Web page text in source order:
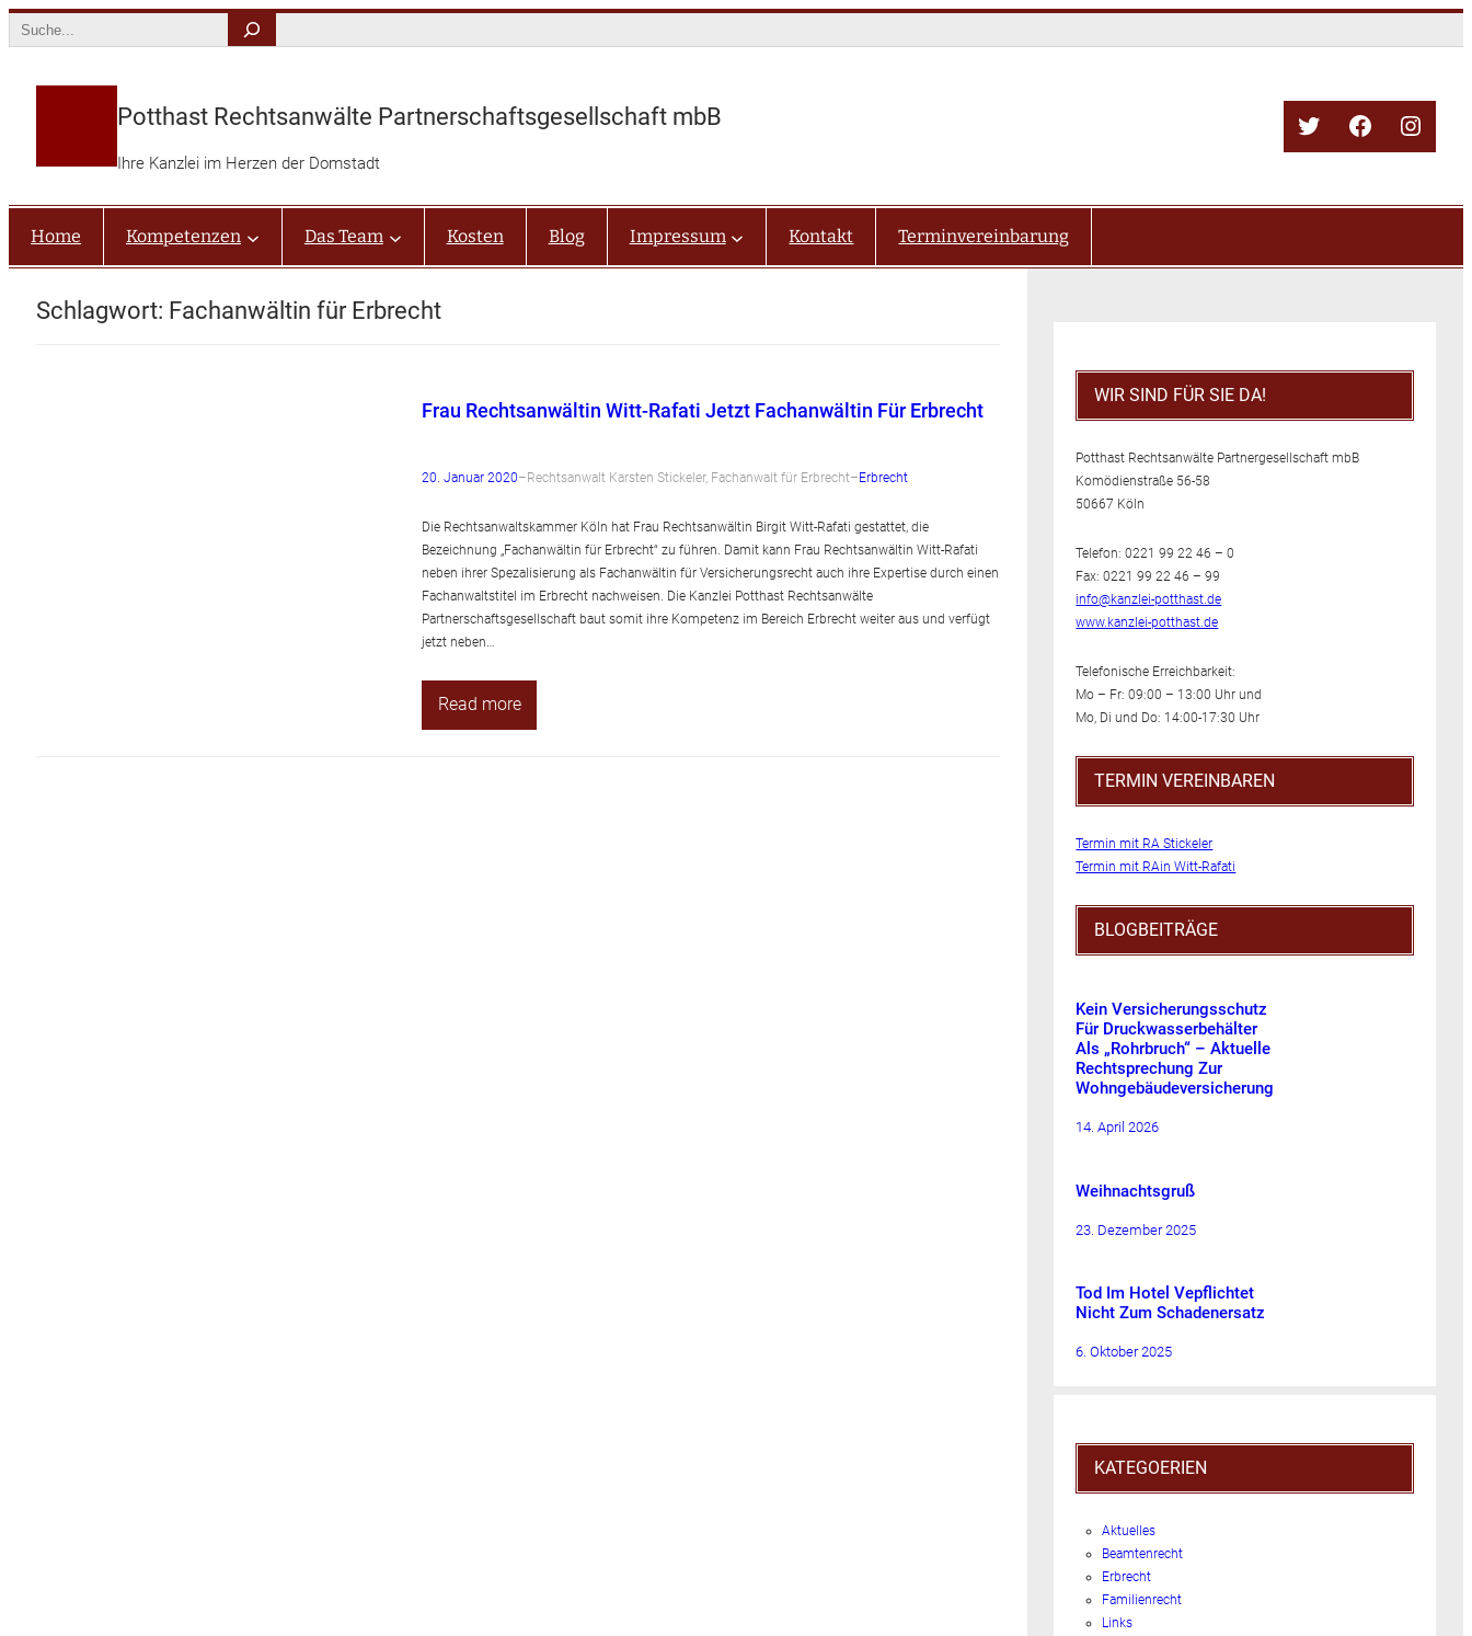
Search
Potthast Rechtsanwälte Partnerschaftsgesellschaft mbB
Ihre Kanzlei im Herzen der Domstadt
TwitterFacebook
Home Kompetenzen Das Team Kosten Blog Impressum Kontakt Terminvereinbarung
Schlagwort: Fachanwältin für Erbrecht
Frau Rechtsanwältin Witt-Rafati Jetzt Fachanwältin Für Erbrecht
20. Januar 2020–Rechtsanwalt Karsten Stickeler, Fachanwalt für Erbrecht–Erbrecht
Die Rechtsanwaltskammer Köln hat Frau Rechtsanwältin Birgit Witt-Rafati gestattet, die
Bezeichnung „Fachanwältin für Erbrecht“ zu führen. Damit kann Frau Rechtsanwältin Witt-Rafati
neben ihrer Spezalisierung als Fachanwältin für Versicherungsrecht auch ihre Expertise durch einen
Fachanwaltstitel im Erbrecht nachweisen. Die Kanzlei Potthast Rechtsanwälte
Partnerschaftsgesellschaft baut somit ihre Kompetenz im Bereich Erbrecht weiter aus und verfügt
jetzt neben…
Read more
WIR SIND FÜR SIE DA!
Potthast Rechtsanwälte Partnergesellschaft mbB
Komödienstraße 56-58
50667 Köln
Telefon: 0221 99 22 46 – 0
Fax: 0221 99 22 46 – 99
info@kanzlei-potthast.de
www.kanzlei-potthast.de
Telefonische Erreichbarkeit:
Mo – Fr: 09:00 – 13:00 Uhr und
Mo, Di und Do: 14:00-17:30 Uhr
TERMIN VEREINBAREN
Termin mit RA Stickeler
Termin mit RAin Witt-Rafati
BLOGBEITRÄGE
Kein Versicherungsschutz
Für Druckwasserbehälter
Als „Rohrbruch“ – Aktuelle
Rechtsprechung Zur
Wohngebäudeversicherung
14. April 2026
Weihnachtsgruß
23. Dezember 2025
Tod Im Hotel Vepflichtet
Nicht Zum Schadenersatz
6. Oktober 2025
KATEGOERIEN
Aktuelles
Beamtenrecht
Erbrecht
Familienrecht
Links